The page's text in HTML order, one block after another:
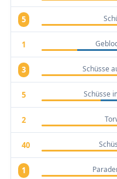
5
1
3 Schüsse
5 Schüsse
2
40
1